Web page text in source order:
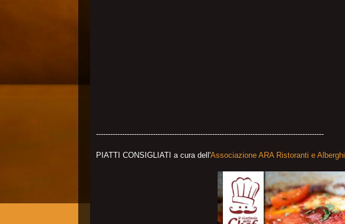
------------------------------------------------------------------------------------------------
PIATTI CONSIGLIATI a cura dell'Associazione ARA Ristoranti e Alberghi